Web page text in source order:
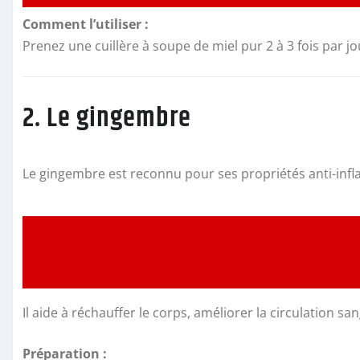
Comment l’utiliser :
Prenez une cuillère à soupe de miel pur 2 à 3 fois par
2. Le gingembre
Le gingembre est reconnu pour ses propriétés anti-
Il aide à réchauffer le corps, améliorer la circulation
Préparation :